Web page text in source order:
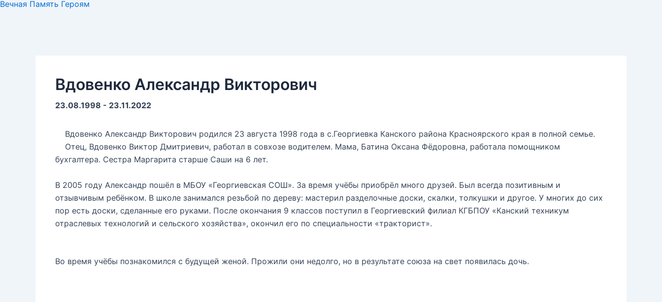
Вечная Память Героям
Вдовенко Александр Викторович
23.08.1998 - 23.11.2022
Вдовенко Александр Викторович родился 23 августа 1998 года в с.Георгиевка Канского района Красноярского края в полной семье.
Отец, Вдовенко Виктор Дмитриевич, работал в совхозе водителем. Мама, Батина Оксана Фёдоровна, работала помощником
бухгалтера. Сестра Маргарита старше Саши на 6 лет.
В 2005 году Александр пошёл в МБОУ «Георгиевская СОШ». За время учёбы приобрёл много друзей. Был всегда позитивным и
отзывчивым ребёнком. В школе занимался резьбой по дереву: мастерил разделочные доски, скалки, толкушки и другое. У многих до сих
пор есть доски, сделанные его руками. После окончания 9 классов поступил в Георгиевский филиал КГБПОУ «Канский техникум
отраслевых технологий и сельского хозяйства», окончил его по специальности «тракторист».
Во время учёбы познакомился с будущей женой. Прожили они недолго, но в результате союза на свет появилась дочь.